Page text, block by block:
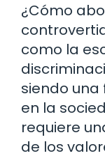
¿Cómo
como la
siendo
en la
requiere
de los